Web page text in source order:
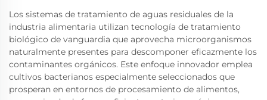
Los sistemas de tratamiento de aguas residuales de la
industria alimentaria utilizan tecnología de tratamiento
biológico de vanguardia que aprovecha microorganismos
naturalmente presentes para descomponer eficazmente los
contaminantes orgánicos. Este enfoque innovador emplea
cultivos bacterianos especialmente seleccionados que
prosperan en entornos de procesamiento de alimentos,